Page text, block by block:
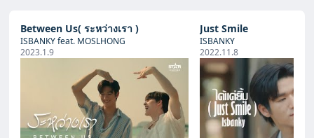
Between Us( ระหว่างเรา )
ISBANKY feat. MOSLHONG
2023.1.9
Just Smile
ISBANKY
2022.11.8